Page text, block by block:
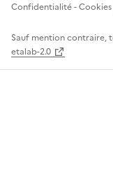
Confidentialité - Cookies
Sauf mention contraire,
etalab-2.0